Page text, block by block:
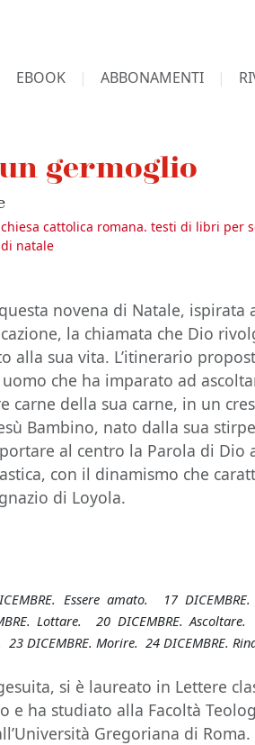
EBOOK ABBONAMENTI
germoglio
cattolica romana. testi di libri per
natale
novena di Natale, ispirata
la chiamata che Dio
alla sua vita. L’itinerario
che ha imparato ad
carne della sua carne, in un
Bambino, nato dalla sua
al centro la Parola di Dio
con il dinamismo che
di Loyola.
Essere amato. 17
Lottare. 20 DICEMBRE.
23 DICEMBRE. Morire. 24 DICEMBRE.
si è laureato in Lettere
e ha studiato alla Facoltà
Gregoriana di